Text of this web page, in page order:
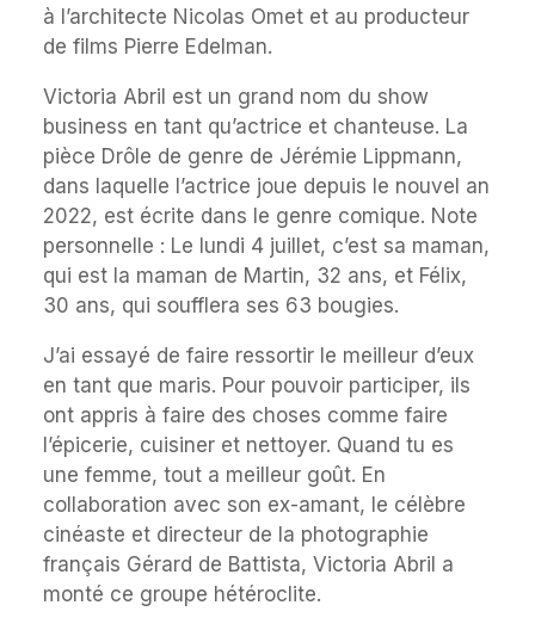
à l’architecte Nicolas Omet et au producteur
de films Pierre Edelman.
Victoria Abril est un grand nom du show
business en tant qu’actrice et chanteuse. La
pièce Drôle de genre de Jérémie Lippmann,
dans laquelle l’actrice joue depuis le nouvel an
2022, est écrite dans le genre comique. Note
personnelle : Le lundi 4 juillet, c’est sa maman,
qui est la maman de Martin, 32 ans, et Félix,
30 ans, qui soufflera ses 63 bougies.
J’ai essayé de faire ressortir le meilleur d’eux
en tant que maris. Pour pouvoir participer, ils
ont appris à faire des choses comme faire
l’épicerie, cuisiner et nettoyer. Quand tu es
une femme, tout a meilleur goût. En
collaboration avec son ex-amant, le célèbre
cinéaste et directeur de la photographie
français Gérard de Battista, Victoria Abril a
monté ce groupe hétéroclite.